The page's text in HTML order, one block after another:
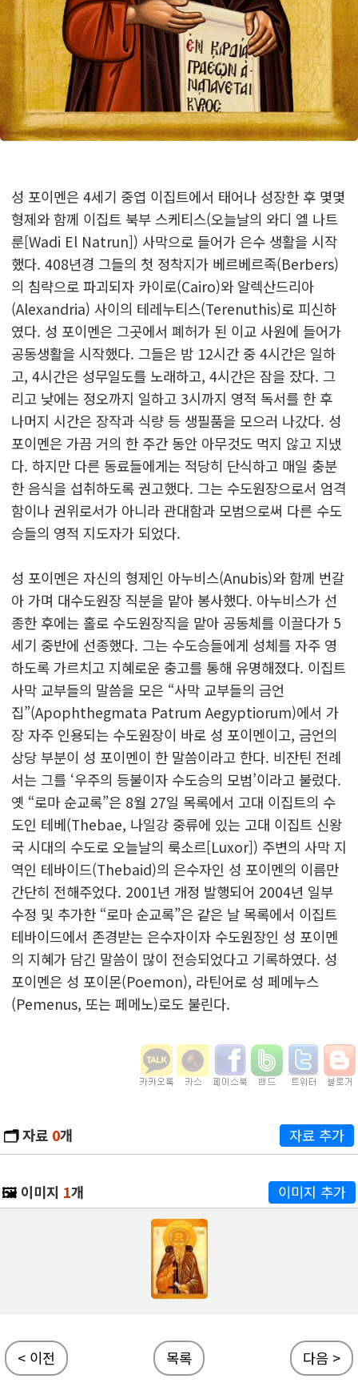
성 포이멘은 4세기 중엽 이집트에서 태어나 성장한 후 몇몇
형제와 함께 이집트 북부 스케티스(오늘날의 와디 엘 나트
룬[Wadi El Natrun]) 사막으로 들어가 은수 생활을 시작
했다. 408년경 그들의 첫 정착지가 베르베르족(Berbers)
의 침략으로 파괴되자 카이로(Cairo)와 알렉산드리아
(Alexandria) 사이의 테레누티스(Terenuthis)로 피신하
였다. 성 포이멘은 그곳에서 폐허가 된 이교 사원에 들어가
공동생활을 시작했다. 그들은 밤 12시간 중 4시간은 일하
고, 4시간은 성무일도를 노래하고, 4시간은 잠을 잤다. 그
리고 낮에는 정오까지 일하고 3시까지 영적 독서를 한 후
나머지 시간은 장작과 식량 등 생필품을 모으러 나갔다. 성
포이멘은 가끔 거의 한 주간 동안 아무것도 먹지 않고 지냈
다. 하지만 다른 동료들에게는 적당히 단식하고 매일 충분
한 음식을 섭취하도록 권고했다. 그는 수도원장으로서 엄격
함이나 권위로서가 아니라 관대함과 모범으로써 다른 수도
승들의 영적 지도자가 되었다.
성 포이멘은 자신의 형제인 아누비스(Anubis)와 함께 번갈
아 가며 대수도원장 직분을 맡아 봉사했다. 아누비스가 선
종한 후에는 홀로 수도원장직을 맡아 공동체를 이끌다가 5
세기 중반에 선종했다. 그는 수도승들에게 성체를 자주 영
하도록 가르치고 지혜로운 충고를 통해 유명해졌다. 이집트
사막 교부들의 말씀을 모은 “사막 교부들의 금언
집”(Apophthegmata Patrum Aegyptiorum)에서 가
장 자주 인용되는 수도원장이 바로 성 포이멘이고, 금언의
상당 부분이 성 포이멘이 한 말씀이라고 한다. 비잔틴 전례
서는 그를 ‘우주의 등불이자 수도승의 모범’이라고 불렀다.
옛 “로마 순교록”은 8월 27일 목록에서 고대 이집트의 수
도인 테베(Thebae, 나일강 중류에 있는 고대 이집트 신왕
국 시대의 수도로 오늘날의 룩소르[Luxor]) 주변의 사막 지
역인 테바이드(Thebaid)의 은수자인 성 포이멘의 이름만
간단히 전해주었다. 2001년 개정 발행되어 2004년 일부
수정 및 추가한 “로마 순교록”은 같은 날 목록에서 이집트
테바이드에서 존경받는 은수자이자 수도원장인 성 포이멘
의 지혜가 담긴 말씀이 많이 전승되었다고 기록하였다. 성
포이멘은 성 포이몬(Poemon), 라틴어로 성 페메누스
(Pemenus, 또는 페메노)로도 불린다.
🗂️자료 0개 자료 추가
🖼️ 이미지 1개 이미지 추가
< 이전 목록 다음 >